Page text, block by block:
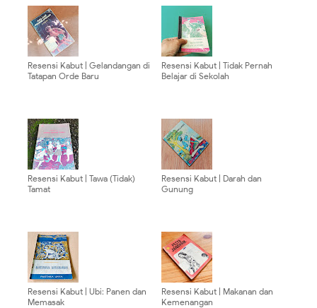
Resensi Kabut | Gelandangan di
Tatapan Orde Baru
Resensi Kabut | Tidak Pernah
Belajar di Sekolah
Resensi Kabut | Tawa (Tidak)
Tamat
Resensi Kabut | Darah dan
Gunung
Resensi Kabut | Ubi: Panen dan
Memasak
Resensi Kabut | Makanan dan
Kemenangan